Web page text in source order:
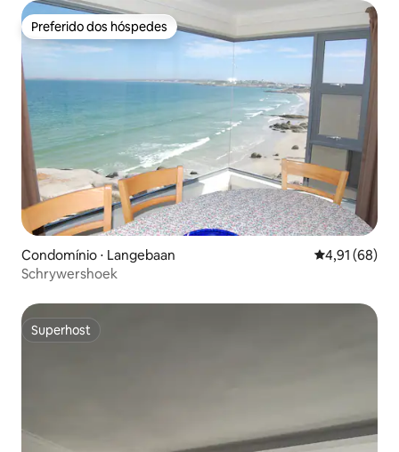
Preferido dos hóspedes
Preferido dos hóspedes
Condomínio ⋅ Langebaan 4,91 de uma
4,91 (68)
Schrywershoek
Superhost
Superhost